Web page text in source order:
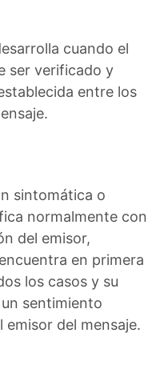
cuando el
ser verificado y
entre los
sintomática o
normalmente con
del emisor,
en primera
los casos y su
sentimiento
del mensaje.